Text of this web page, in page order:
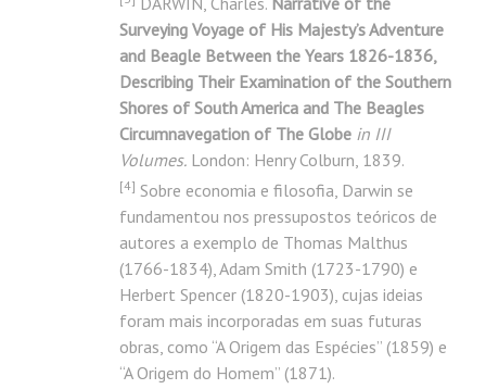
Surveying Voyage of His Majesty’s Adventure
and Beagle Between the Years 1826-1836,
Describing Their Examination of the Southern
Shores of South America and The Beagles
Circumnavegation of The Globe in III
Volumes. London: Henry Colburn, 1839.
[4] Sobre economia e filosofia, Darwin se
fundamentou nos pressupostos teóricos de
autores a exemplo de Thomas Malthus
(1766-1834), Adam Smith (1723-1790) e
Herbert Spencer (1820-1903), cujas ideias
foram mais incorporadas em suas futuras
obras, como “A Origem das Espécies” (1859) e
“A Origem do Homem” (1871).